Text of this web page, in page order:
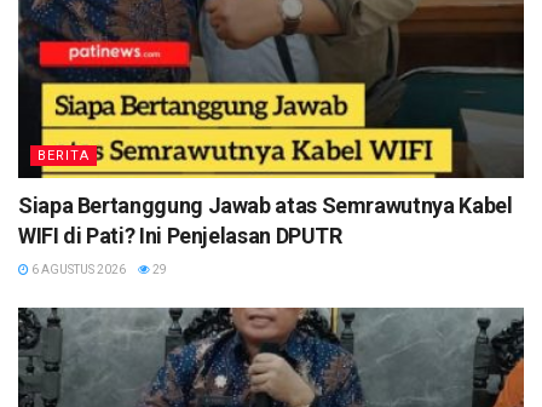
BERITA
Siapa Bertanggung Jawab atas Semrawutnya Kabel
WIFI di Pati? Ini Penjelasan DPUTR
6 AGUSTUS 2026 29